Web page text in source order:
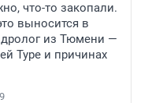
что-то закопали.
выносится в
из Тюмени —
Туре и причинах